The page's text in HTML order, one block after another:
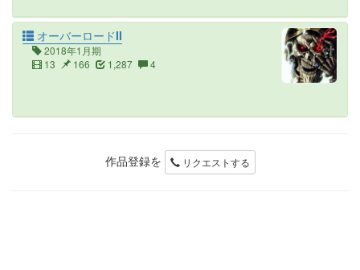
オーバーロードII
2018年1月期
13
166 1,287 4
作品登録を リクエストする